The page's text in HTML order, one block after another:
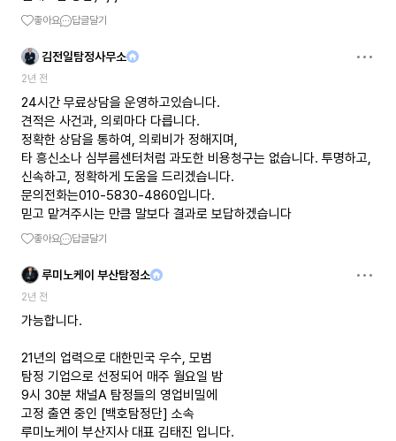
좋아요 답글달기
김전일탐정사무소
2년 전
24시간 무료상담을 운영하고있습니다.
견적은 사건과, 의뢰마다 다릅니다.
정확한 상담을 통하여, 의뢰비가 정해지며,
타 흥신소나 심부름센터처럼 과도한 비용청구는 없습니다. 투명하고,
신속하고, 정확하게 도움을 드리겠습니다.
문의전화는010-5830-4860입니다.
믿고 맡겨주시는 만큼 말보다 결과로 보답하겠습니다
좋아요 답글달기
루미노케이 부산탐정소
2년 전
가능합니다.
21년의 업력으로 대한민국 우수, 모범
탐정 기업으로 선정되어 매주 월요일 밤
9시 30분 채널A 탐정들의 영업비밀에
고정 출연 중인 [백호탐정단] 소속
루미노케이 부산지사 대표 김태진 입니다.